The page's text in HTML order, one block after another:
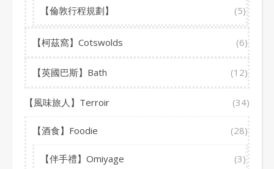
【倫敦行程規劃】 (5)
【柯茲窩】Cotswolds (6)
【英國巴斯】Bath (12)
【風味旅人】Terroir (34)
【酒食】Foodie (28)
【伴手禮】Omiyage (3)